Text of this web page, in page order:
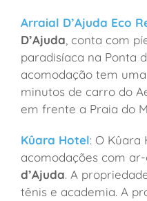
Arraial D’Ajuda Eco
D’Ajuda , conta com
paradisíaca na Ponta
acomodação tem
minutos de carro do
em frente a Praia do
Kûara Hotel: O Kûara
acomodações com
d’Ajuda. A
tênis e academia. A